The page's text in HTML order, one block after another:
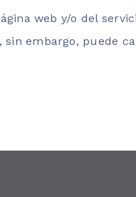
web y/o del
embargo, puede